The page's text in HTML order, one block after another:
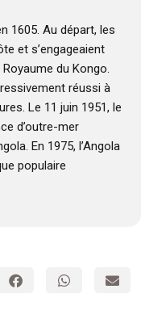
1605. Au départ, les
et s’engageaient
du Kongo.
réussi à
Le 11 juin 1951, le
d’outre-mer
En 1975, l’Angola
populaire